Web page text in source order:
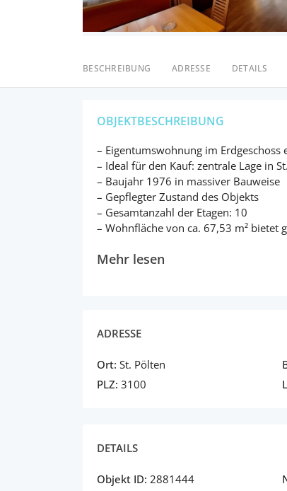
BESCHREIBUNG ADRESSE DETAILS
OBJEKTBESCHREIBUNG
– Eigentumswohnung im Erdgeschoss
– Ideal für den Kauf: zentrale Lage in
– Baujahr 1976 in massiver Bauweise
– Gepflegter Zustand des Objekts
– Gesamtanzahl der Etagen: 10
– Wohnfläche von ca. 67,53 m² bietet
Mehr lesen
ADRESSE
Ort: St. Pölten
PLZ: 3100
DETAILS
Objekt ID: 2881444